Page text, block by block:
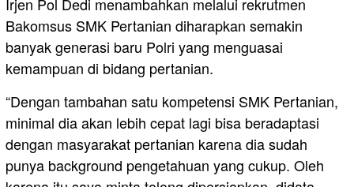
Bakomsus SMK Pertanian diharapkan semakin
banyak generasi baru Polri yang menguasai
kemampuan di bidang pertanian.
“Dengan tambahan satu kompetensi SMK Pertanian,
minimal dia akan lebih cepat lagi bisa beradaptasi
dengan masyarakat pertanian karena dia sudah
punya background pengetahuan yang cukup. Oleh